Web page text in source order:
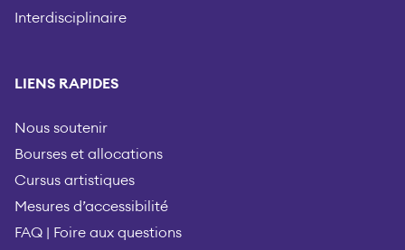
Interdisciplinaire
LIENS RAPIDES
Nous soutenir
Bourses et allocations
Cursus artistiques
Mesures d’accessibilité
FAQ | Foire aux questions